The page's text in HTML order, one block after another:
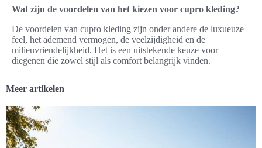
Wat zijn de voordelen van het kiezen voor cupro kleding?
De voordelen van cupro kleding zijn onder andere de luxueuze
feel, het ademend vermogen, de veelzijdigheid en de
milieuvriendelijkheid. Het is een uitstekende keuze voor
diegenen die zowel stijl als comfort belangrijk vinden.
Meer artikelen